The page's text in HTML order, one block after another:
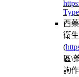
西
衛
(
區\
詢